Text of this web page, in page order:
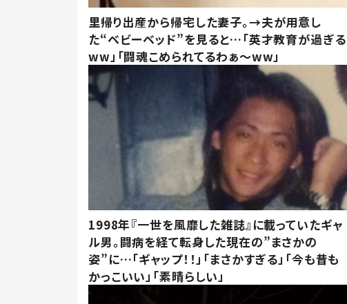
里帰り出産から帰宅した妻子。→夫が用意し
た“ベビーベッド”を見ると…「英才教育が過ぎる
ww」「闘魂こめられてるわぁ～ww」
1998年『一世を風靡した雑誌』に載っていたギャ
ル男。闘病を経て転身した現在の”まさかの
姿”に…「ギャップ！！」「まさかすぎる」「今も昔も
かっこいい」「素晴らしい」